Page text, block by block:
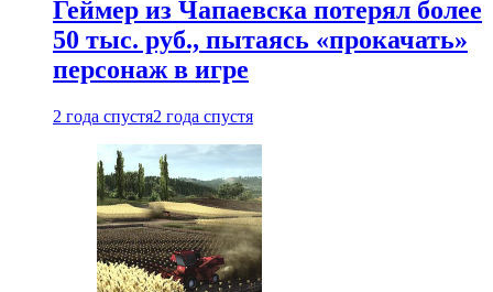
Геймер из Чапаевска потерял более
50 тыс. руб., пытаясь «прокачать»
персонаж в игре
2 года спустя2 года спустя